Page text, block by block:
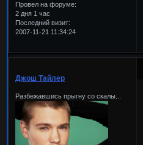
Провел на форуме:
2 дня 1 час
Последний визит:
2007-11-21 11:34:24
Джош Тайлер
Разбежавшись прыгну со скалы...